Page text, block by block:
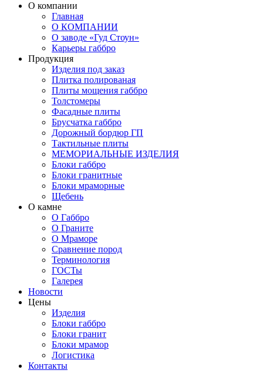
О компании
Главная
О КОМПАНИИ
О заводе «Гуд Стоун»
Карьеры габбро
Продукция
Изделия под заказ
Плитка полированая
Плиты мощения габбро
Толстомеры
Фасадные плиты
Брусчатка габбро
Дорожный бордюр ГП
Тактильные плиты
МЕМОРИАЛЬНЫЕ ИЗДЕЛИЯ
Блоки габбро
Блоки гранитные
Блоки мраморные
Щебень
О камне
О Габбро
О Граните
О Мраморе
Сравнение пород
Терминология
ГОСТы
Галерея
Новости
Цены
Изделия
Блоки габбро
Блоки гранит
Блоки мрамор
Логистика
Контакты